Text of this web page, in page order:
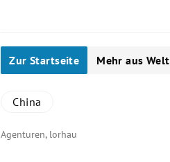
Zur Startseite Mehr aus Welt
China
Agenturen, lorhau